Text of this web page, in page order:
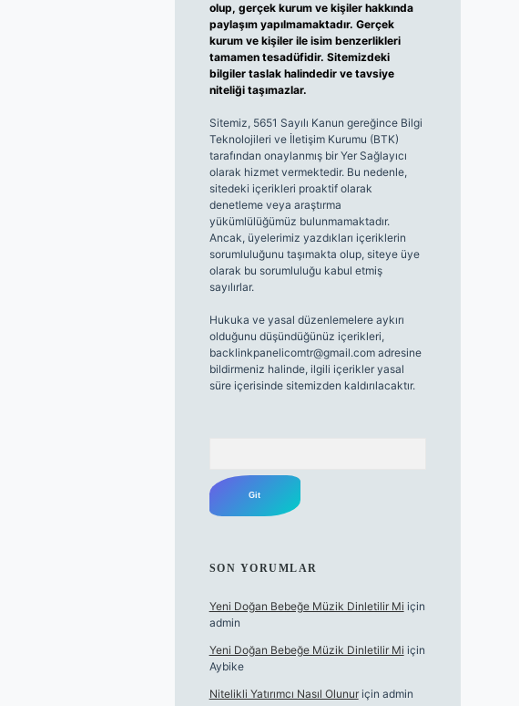
olup, gerçek kurum ve kişiler hakkında
paylaşım yapılmamaktadır. Gerçek
kurum ve kişiler ile isim benzerlikleri
tamamen tesadüfidir. Sitemizdeki
bilgiler taslak halindedir ve tavsiye
niteliği taşımazlar.
Sitemiz, 5651 Sayılı Kanun gereğince Bilgi
Teknolojileri ve İletişim Kurumu (BTK)
tarafından onaylanmış bir Yer Sağlayıcı
olarak hizmet vermektedir. Bu nedenle,
sitedeki içerikleri proaktif olarak
denetleme veya araştırma
yükümlülüğümüz bulunmamaktadır.
Ancak, üyelerimiz yazdıkları içeriklerin
sorumluluğunu taşımakta olup, siteye üye
olarak bu sorumluluğu kabul etmiş
sayılırlar.
Hukuka ve yasal düzenlemelere aykırı
olduğunu düşündüğünüz içerikleri,
backlinkpanelicomtr@gmail.comadresine
bildirmeniz halinde, ilgili içerikler yasal
süre içerisinde sitemizden kaldırılacaktır.
SON YORUMLAR
Yeni Doğan Bebeğe Müzik Dinletilir Mi için
admin
Yeni Doğan Bebeğe Müzik Dinletilir Mi için
Aybike
Nitelikli Yatırımcı Nasıl Olunuriçin admin